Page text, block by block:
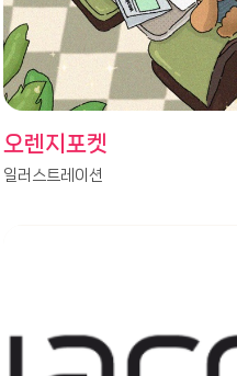
오렌지포켓
일러스트레이션